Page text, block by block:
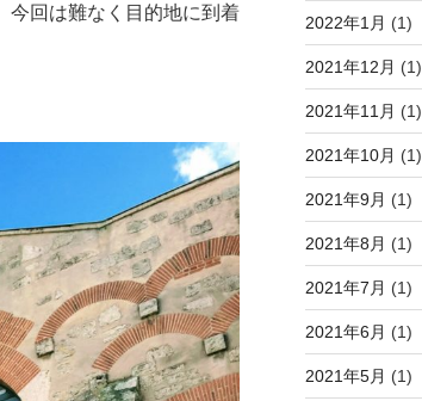
今回は難なく目的地に到着
2022年1月 (1)
2021年12月 (1)
2021年11月 (1)
2021年10月 (1)
2021年9月 (1)
2021年8月 (1)
2021年7月 (1)
2021年6月 (1)
2021年5月 (1)